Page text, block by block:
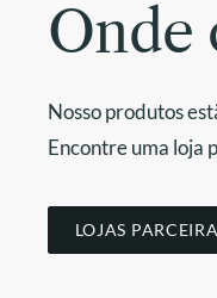
Onde
Nosso produtos
Encontre uma loja
LOJAS